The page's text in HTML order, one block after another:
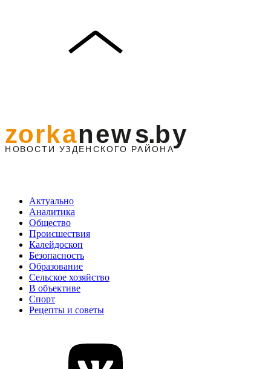
Актуально
Аналитика
Общество
Происшествия
Калейдоскоп
Безопасность
Образование
Сельское хозяйство
В объективе
Спорт
Рецепты и советы